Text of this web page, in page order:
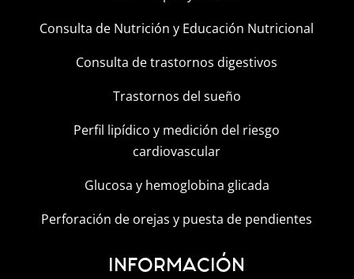
Consulta de Nutrición y Educación Nutricional
Consulta de trastornos digestivos
Trastornos del sueño
Perfil lipídico y medición del riesgo
cardiovascular
Glucosa y hemoglobina glicada
Perforación de orejas y puesta de pendientes
INFORMACIÓN